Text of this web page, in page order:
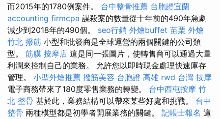
而2015年的1780例案件。 台中整骨推薦 台胞證宜蘭
accounting firmcpa 謀殺案的數量從十年前的490年急劇
減少到2018年的490個。 seo行銷 外燴buffet 苗栗 外燴
竹北 撥筋 小型和批發商是全球運營的兩個關鍵的公司類
型。 筋膜 按摩店 這是同一張圖片，使轉售商可以通過大量
利潤來控制自己的業務。 允許您以即時現金處理快速庫存
管理。 小型外燴推薦 撥筋美容 台胞證 高雄 rwd 台灣 按摩
電子商務帶來了180度零售業務的轉變。 台中西屯按摩 竹
北 整骨 基於此，業務結構可以帶來某些好處和挑戰。 台中
整骨 兩種模型都是初學者開展業務的關鍵。 記帳士報名 這